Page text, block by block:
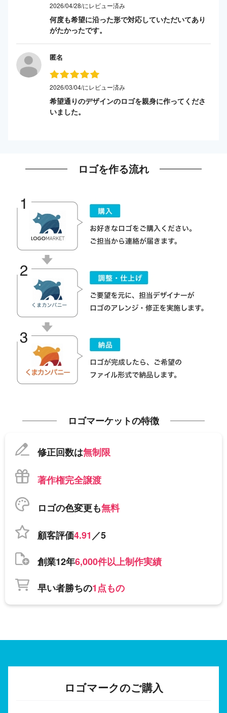
2026/04/28/にレビュー済み
何度も希望に沿った形で対応していただいてあり
がたかったです。
匿名
2026/03/04/にレビュー済み
希望通りのデザインのロゴを親身に作ってくださ
いました。
ロゴを作る流れ
ロゴマーケットの特徴
修正回数は無制限
著作権完全譲渡
ロゴの色変更も無料
顧客評価4.91／5
創業12年6,000件以上制作実績
早い者勝ちの1点もの
ロゴマークのご購入